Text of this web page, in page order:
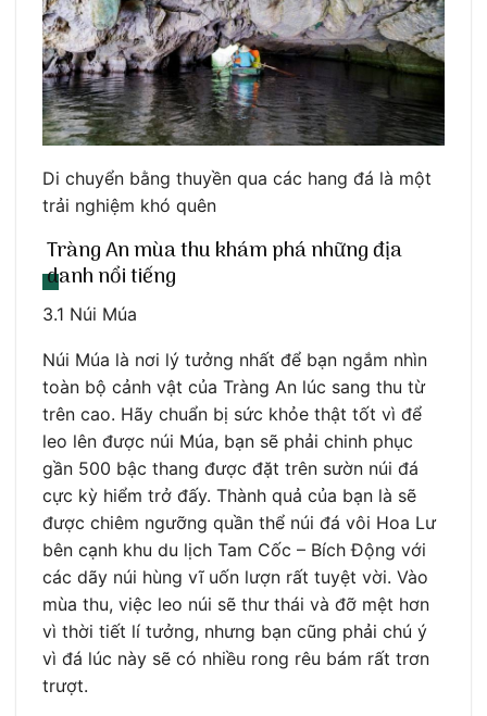
Di chuyển bằng thuyền qua các hang đá là một
trải nghiệm khó quên
Tràng An mùa thu khám phá những địa
danh nổi tiếng
3.1 Núi Múa
Núi Múa là nơi lý tưởng nhất để bạn ngắm nhìn
toàn bộ cảnh vật của Tràng An lúc sang thu từ
trên cao. Hãy chuẩn bị sức khỏe thật tốt vì để
leo lên được núi Múa, bạn sẽ phải chinh phục
gần 500 bậc thang được đặt trên sườn núi đá
cực kỳ hiểm trở đấy. Thành quả của bạn là sẽ
được chiêm ngưỡng quần thể núi đá vôi Hoa Lư
bên cạnh khu du lịch Tam Cốc – Bích Động với
các dãy núi hùng vĩ uốn lượn rất tuyệt vời. Vào
mùa thu, việc leo núi sẽ thư thái và đỡ mệt hơn
vì thời tiết lí tưởng, nhưng bạn cũng phải chú ý
vì đá lúc này sẽ có nhiều rong rêu bám rất trơn
trượt.